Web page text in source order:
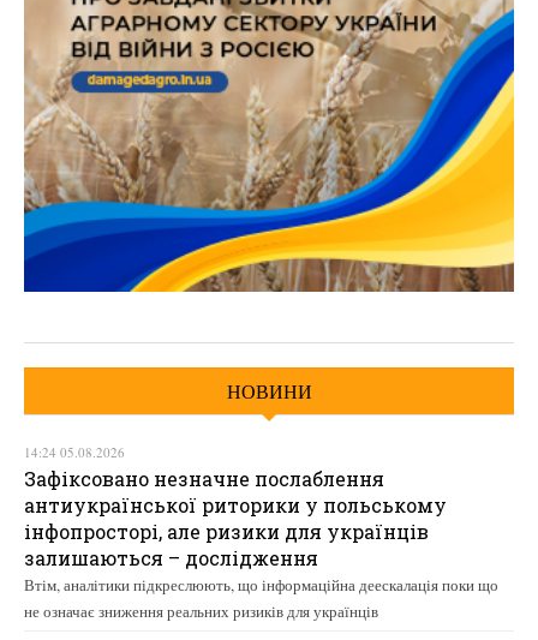
НОВИНИ
14:24 05.08.2026
Зафіксовано незначне послаблення
антиукраїнської риторики у польському
інфопросторі, але ризики для українців
залишаються – дослідження
Втім, аналітики підкреслюють, що інформаційна деескалація поки що
не означає зниження реальних ризиків для українців